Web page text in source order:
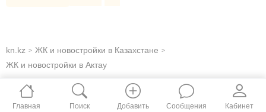
kn.kz > ЖК и новостройки в Казахстане >
ЖК и новостройки в Актау
Главная Поиск Добавить Сообщения Кабинет